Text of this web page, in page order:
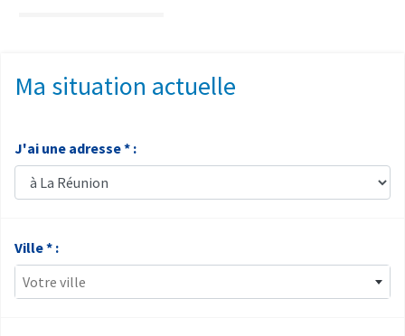
Ma situation actuelle
J'ai une adresse * :
Ville * :
Votre ville